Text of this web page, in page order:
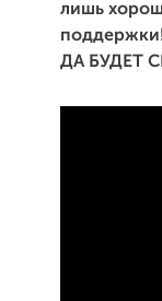
лишь
ДА БУДЕТ